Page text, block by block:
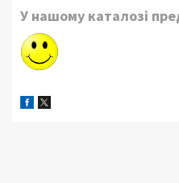
У нашому каталозі